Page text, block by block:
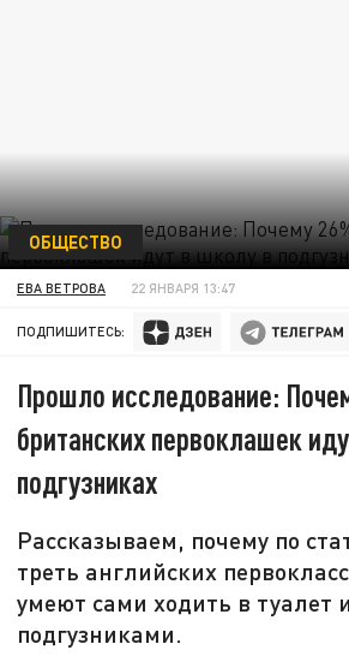
ОБЩЕСТВО
ЕВА ВЕТРОВА 22 ЯНВАРЯ 13:47
ПОДПИШИТЕСЬ:
Прошло исследование:
британских первоклашек
подгузниках
Рассказываем, почему по
треть английских
умеют сами ходить в туалет
подгузниками.